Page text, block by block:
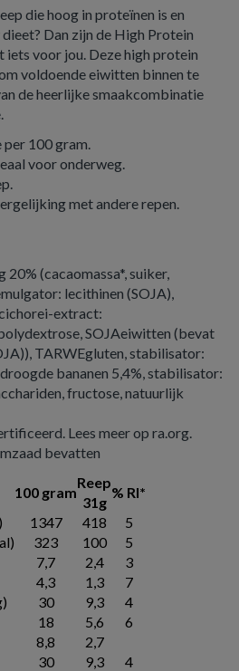
die hoog in proteïnen is en
Dan zijn de High Protein
iets voor jou. Deze high protein
voldoende eiwitten binnen te
de heerlijke smaakcombinatie
100 gram.
voor onderweg.
met andere repen.
(cacaomassa*, suiker,
lecithinen (SOJA),
extract:
SOJAeiwitten (bevat
TARWEgluten, stabilisator:
bananen 5,4%, stabilisator:
fructose, natuurlijk
Lees meer op ra.org.
bevatten
100 gram
Reep
31g
% RI*
1347 418
5
323 100
5
7,7 2,4
3
4,3 1,3
7
30 9,3
4
18 5,6
6
8,8
2,7
30 9,3
4